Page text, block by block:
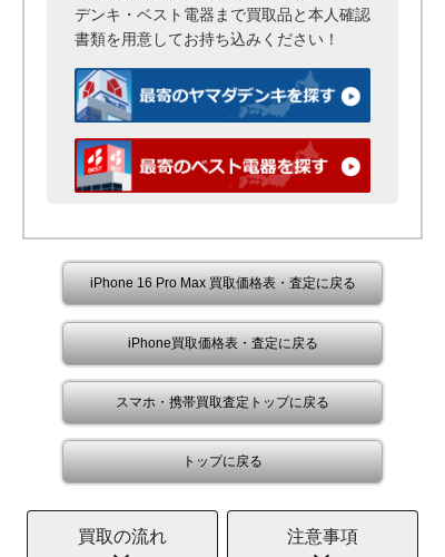
デンキ・ベスト電器まで買取品と本人確認
書類を用意してお持ち込みください！
iPhone 16 Pro Max 買取価格表・査定に戻る
iPhone買取価格表・査定に戻る
スマホ・携帯買取査定トップに戻る
トップに戻る
買取の流れ 注意事項